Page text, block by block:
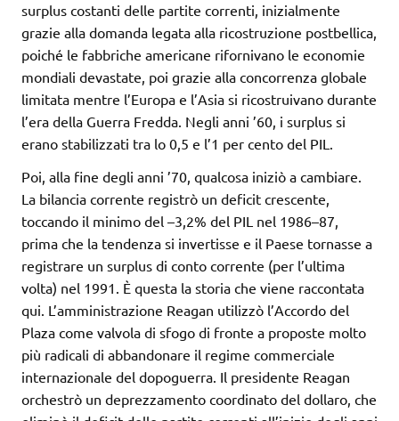
surplus costanti delle partite correnti, inizialmente
grazie alla domanda legata alla ricostruzione postbellica,
poiché le fabbriche americane rifornivano le economie
mondiali devastate, poi grazie alla concorrenza globale
limitata mentre l’Europa e l’Asia si ricostruivano durante
l’era della Guerra Fredda. Negli anni ’60, i surplus si
erano stabilizzati tra lo 0,5 e l’1 per cento del PIL.
Poi, alla fine degli anni ’70, qualcosa iniziò a cambiare.
La bilancia corrente registrò un deficit crescente,
toccando il minimo del –3,2% del PIL nel 1986–87,
prima che la tendenza si invertisse e il Paese tornasse a
registrare un surplus di conto corrente (per l’ultima
volta) nel 1991. È questa la storia che viene raccontata
qui. L’amministrazione Reagan utilizzò l’Accordo del
Plaza come valvola di sfogo di fronte a proposte molto
più radicali di abbandonare il regime commerciale
internazionale del dopoguerra. Il presidente Reagan
orchestrò un deprezzamento coordinato del dollaro, che